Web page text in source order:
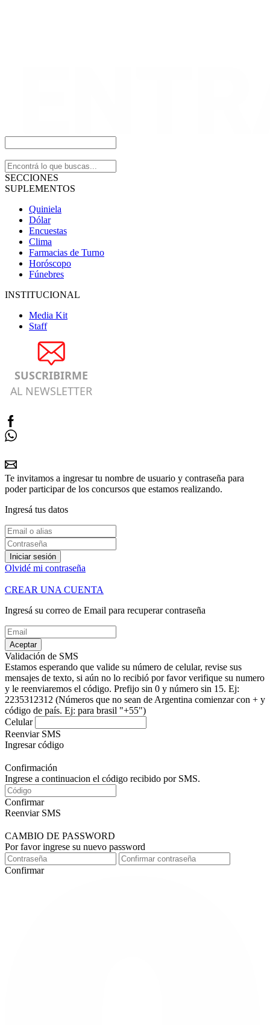
SECCIONES
SUPLEMENTOS
Quiniela
Dólar
Encuestas
Clima
Farmacias de Turno
Horóscopo
Fúnebres
INSTITUCIONAL
Media Kit
Staff
SUSCRIBIRME
AL NEWSLETTER
Te invitamos a ingresar tu nombre de usuario y contraseña para
poder participar de los concursos que estamos realizando.
Ingresá tus datos
Iniciar sesión
Olvidé mi contraseña
CREAR UNA CUENTA
Ingresá su correo de Email para recuperar contraseña
Aceptar
Validación de SMS
Estamos esperando que valide su número de celular, revise sus
mensajes de texto, si aún no lo recibió por favor verifique su numero
y le reenviaremos el código. Prefijo sin 0 y número sin 15. Ej:
2235312312 (Números que no sean de Argentina comienzar con + y
código de país. Ej: para brasil "+55")
Celular
Reenviar SMS
Ingresar código
Confirmación
Ingrese a continuacion el código recibido por SMS.
Confirmar
Reenviar SMS
CAMBIO DE PASSWORD
Por favor ingrese su nuevo password
Confirmar